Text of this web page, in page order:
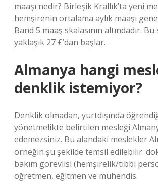
maaşı nedir? Birleşik Krallık’ta yeni
hemşirenin ortalama aylık maaşı
Band 5 maaş skalasının altındadır. Bu
yaklaşık 27 £’dan başlar.
Almanya hangi
denklik istemiyor?
Denklik olmadan, yurtdışında
yönetmelikte belirtilen mesleği
edemezsiniz. Bu alandaki meslekler
örneğin şu şekilde temsil edilebilir:
bakım görevlisi (hemşirelik/tıbbi
öğretmen, eğitmen ve mühendis.